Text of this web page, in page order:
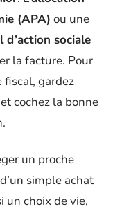
(APA) ou une
sociale
la facture. Pour
fiscal, gardez
cochez la bonne
un proche
simple achat
un choix de vie,